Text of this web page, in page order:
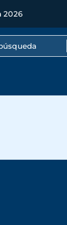
2026